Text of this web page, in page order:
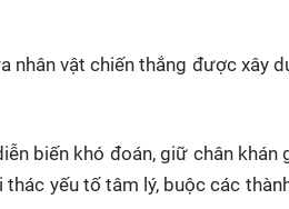
nhân vật chiến thắng được xây
biến khó đoán, giữ chân
yếu tố tâm lý, buộc các